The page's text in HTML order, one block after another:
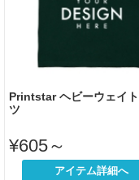
Printstar ヘビーウェイ
ツ
¥605～
アイテム詳細へ